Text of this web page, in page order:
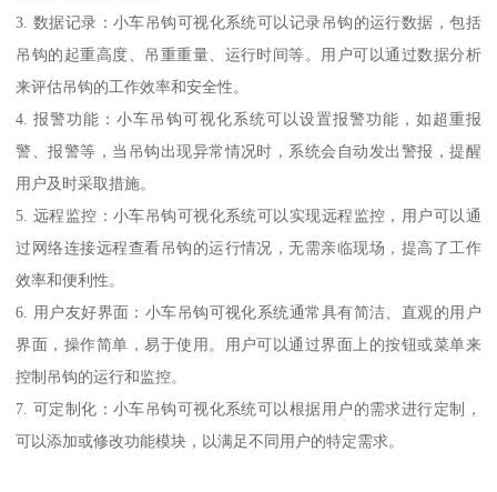
3. 数据记录：小车吊钩可视化系统可以记录吊钩的运行数据，包括
吊钩的起重高度、吊重重量、运行时间等。用户可以通过数据分析
来评估吊钩的工作效率和安全性。
4. 报警功能：小车吊钩可视化系统可以设置报警功能，如超重报
警、报警等，当吊钩出现异常情况时，系统会自动发出警报，提醒
用户及时采取措施。
5. 远程监控：小车吊钩可视化系统可以实现远程监控，用户可以通
过网络连接远程查看吊钩的运行情况，无需亲临现场，提高了工作
效率和便利性。
6. 用户友好界面：小车吊钩可视化系统通常具有简洁、直观的用户
界面，操作简单，易于使用。用户可以通过界面上的按钮或菜单来
控制吊钩的运行和监控。
7. 可定制化：小车吊钩可视化系统可以根据用户的需求进行定制，
可以添加或修改功能模块，以满足不同用户的特定需求。